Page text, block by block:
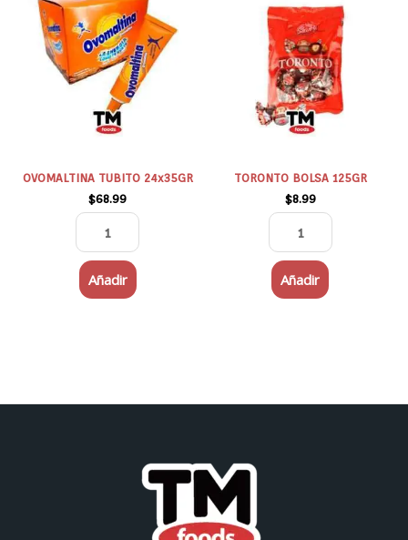
OVOMALTINA TUBITO 24x35GR
$68.99
TUBITO
24x35GR
cantidad
Añadir
TORONTO BOLSA 125GR
$8.99
BOLSA
125GR
cantidad
Añadir